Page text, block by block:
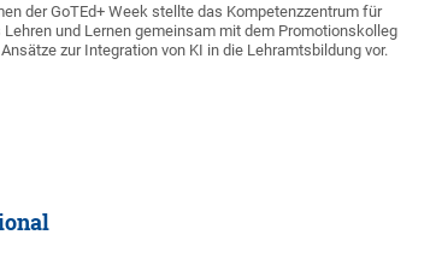
der GoTEd+ Week stellte das Kompetenzzentrum für
Lehren und Lernen gemeinsam mit dem Promotionskolleg
zur Integration von KI in die Lehramtsbildung vor.